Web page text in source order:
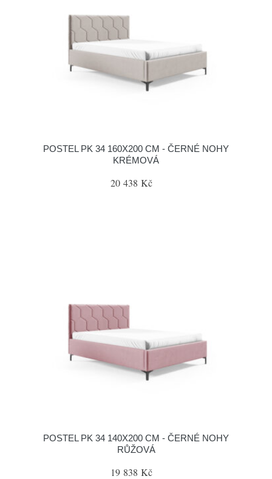
POSTEL PK 34 160X200 CM - ČERNÉ NOHY
KRÉMOVÁ
20 438 Kč
POSTEL PK 34 140X200 CM - ČERNÉ NOHY
RŮŽOVÁ
19 838 Kč